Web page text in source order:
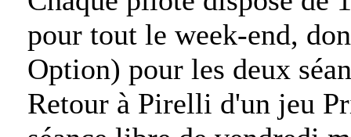
pour tout le week-end,
Option) pour les deux
Retour à Pirelli d'un jeu